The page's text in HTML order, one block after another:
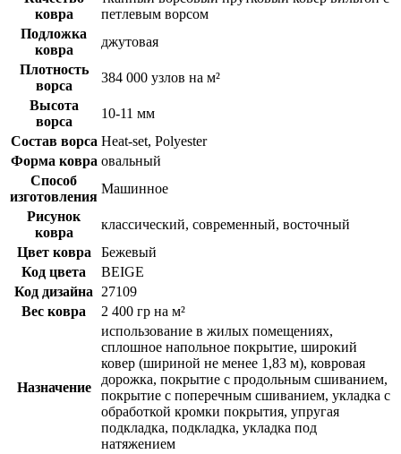
ковра
петлевым ворсом
Подложка
ковра
джутовая
Плотность
ворса
384 000 узлов на м²
Высота
ворса
10-11 мм
Состав ворса Heat-set, Polyester
Форма ковра овальный
Способ
изготовления
Машинное
Рисунок
ковра
классический, современный, восточный
Цвет ковра
Бежевый
Код цвета
BEIGE
Код дизайна
27109
Вес ковра
2 400 гр на м²
Назначение
использование в жилых помещениях,
сплошное напольное покрытие, широкий
ковер (шириной не менее 1,83 м), ковровая
дорожка, покрытие с продольным сшиванием,
покрытие с поперечным сшиванием, укладка с
обработкой кромки покрытия, упругая
подкладка, подкладка, укладка под
натяжением